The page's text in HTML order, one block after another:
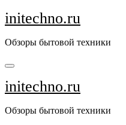
Перейти
к
initechno.ru
Обзоры бытовой техники
initechno.ru
Обзоры бытовой техники